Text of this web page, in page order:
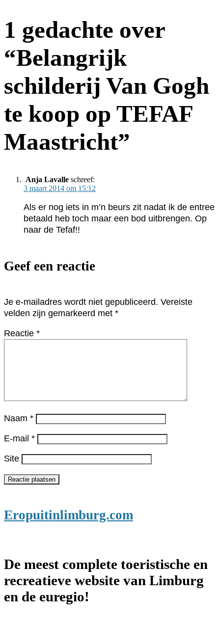
1 gedachte over
“Belangrijk
schilderij Van Gogh
te koop op TEFAF
Maastricht”
Anja Lavalle schreef:
3 maart 2014 om 15:12
Als er nog iets in m’n beurs zit nadat ik de entree
betaald heb toch maar een bod uitbrengen. Op
naar de Tefaf!!
Geef een reactie
Je e-mailadres wordt niet gepubliceerd. Vereiste
velden zijn gemarkeerd met *
Reactie *
Naam *
E-mail *
Site
Eropuitinlimburg.com
De meest complete toeristische en
recreatieve website van Limburg
en de euregio!